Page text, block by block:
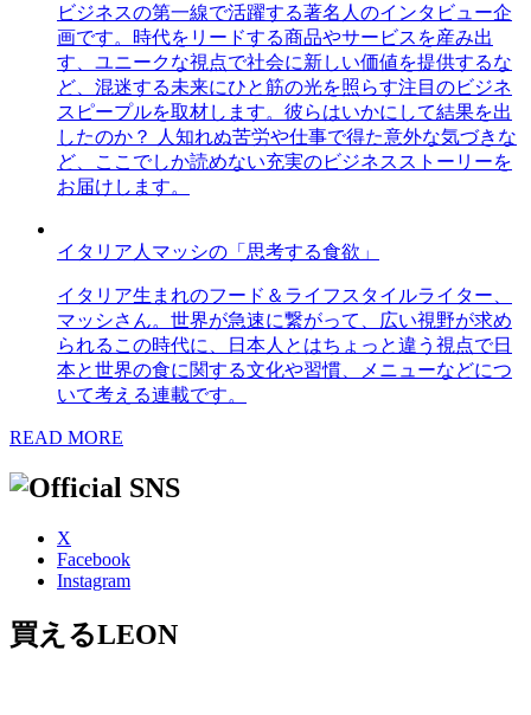
ビジネスの第一線で活躍する著名人のインタビュー企
画です。時代をリードする商品やサービスを産み出
す、ユニークな視点で社会に新しい価値を提供するな
ど、混迷する未来にひと筋の光を照らす注目のビジネ
スピープルを取材します。彼らはいかにして結果を出
したのか？ 人知れぬ苦労や仕事で得た意外な気づきな
ど、ここでしか読めない充実のビジネスストーリーを
お届けします。
イタリア人マッシの「思考する食欲」
イタリア生まれのフード＆ライフスタイルライター、
マッシさん。世界が急速に繋がって、広い視野が求め
られるこの時代に、日本人とはちょっと違う視点で日
本と世界の食に関する文化や習慣、メニューなどにつ
いて考える連載です。
READ MORE
X
Facebook
Instagram
買えるLEON